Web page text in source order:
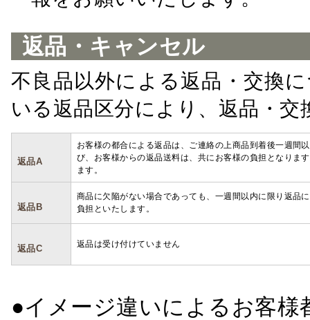
返品・キャンセル
不良品以外による返品・交換
いる返品区分により、返品・
返品A
お客様の都合による返品は、ご連絡の上商品到着後一週間
び、お客様からの返品送料は、共にお客様の負担となりま
ます。
返品B
商品に欠陥がない場合であっても、一週間以内に限り返品
負担といたします。
返品C 返品は受け付けていません
●イメージ違いによるお客